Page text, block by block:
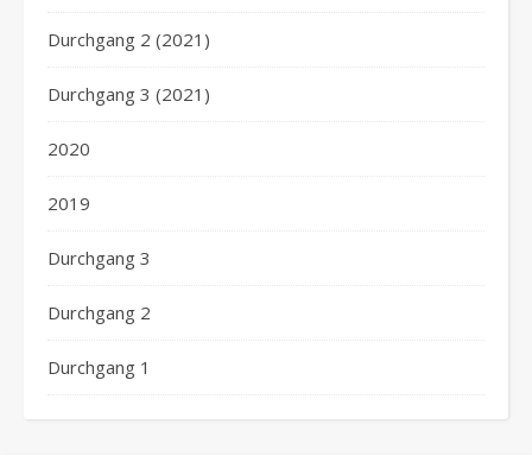
Durchgang 2 (2021)
Durchgang 3 (2021)
2020
2019
Durchgang 3
Durchgang 2
Durchgang 1